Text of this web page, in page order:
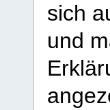
sich
und